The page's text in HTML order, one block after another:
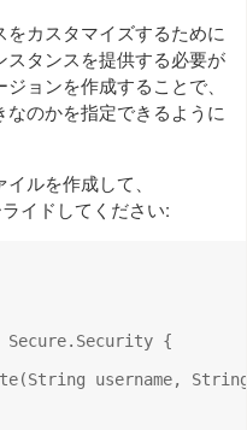
カスタマイズするために
スタンスを提供する必要が
ョンを作成することで、
のかを指定できるように
イルを作成して、
イドしてください:
{
username,